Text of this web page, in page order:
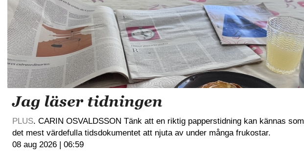
Jag läser tidningen
PLUS. CARIN OSVALDSSON Tänk att en riktig papperstidning kan kännas som
det mest värdefulla tidsdokumentet att njuta av under många frukostar.
08 aug 2026 | 06:59